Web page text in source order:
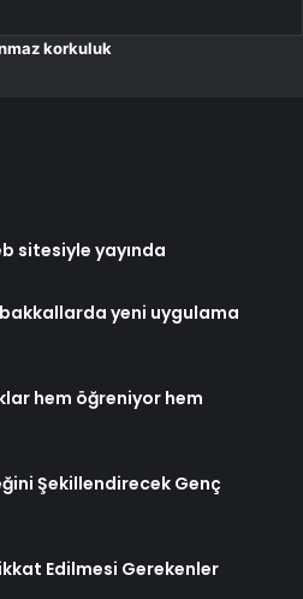
korkuluk
sitesiyle yayında
yeni uygulama
hem öğreniyor hem
Şekillendirecek Genç
Edilmesi Gerekenler